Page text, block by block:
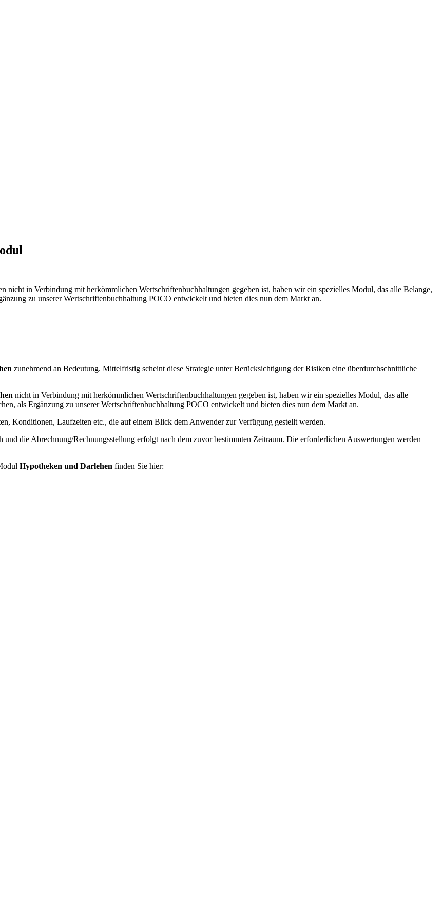
in Verbindung mit herkömmlichen Wertschriftenbuchhaltungen gegeben ist, haben wir ein spezielles Modul, das alle Belange,
zu unserer Wertschriftenbuchhaltung POCO entwickelt und bieten dies nun dem Markt an.
zunehmend an Bedeutung. Mittelfristig scheint diese Strategie unter Berücksichtigung der Risiken eine überdurchschnittliche
nicht in Verbindung mit herkömmlichen Wertschriftenbuchhaltungen gegeben ist, haben wir ein spezielles Modul, das alle
als Ergänzung zu unserer Wertschriftenbuchhaltung POCO entwickelt und bieten dies nun dem Markt an.
Konditionen, Laufzeiten etc., die auf einem Blick dem Anwender zur Verfügung gestellt werden.
die Abrechnung/Rechnungsstellung erfolgt nach dem zuvor bestimmten Zeitraum. Die erforderlichen Auswertungen werden
Hypotheken und Darlehen finden Sie hier: